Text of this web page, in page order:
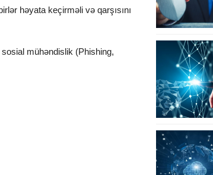
həyata keçirməli və qarşısını
mühəndislik (Phishing,